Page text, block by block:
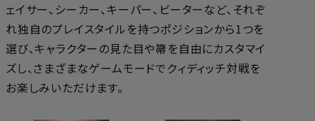
ェイサー、シーカー、キーパー、ビーターなど、それぞ
れ独自のプレイスタイルを持つポジションから1つを
選び、キャラクターの見た目や箒を自由にカスタマイ
ズし、さまざまなゲームモードでクィディッチ対戦を
お楽しみいただけます。